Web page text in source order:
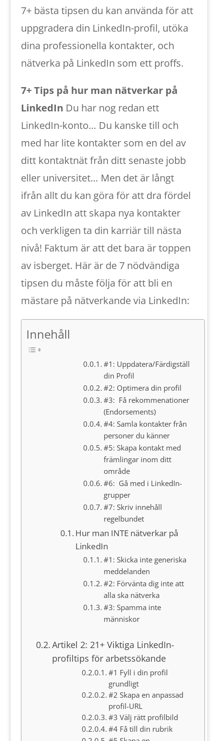
7+ bästa tipsen du kan använda för att
uppgradera din LinkedIn-profil, utöka
dina professionella kontakter, och
nätverka på LinkedIn som ett proffs.
7+ Tips på hur man nätverkar på
LinkedIn Du har nog redan ett
LinkedIn-konto… Du kanske till och
med har lite kontakter som en del av
ditt kontaktnät från ditt senaste jobb
eller universitet… Men det är långt
ifrån allt du kan göra för att dra fördel
av LinkedIn att skapa nya kontakter
och verkligen ta din karriär till nästa
nivå! Faktum är att det bara är toppen
av isberget. Här är de 7 nödvändiga
tipsen du måste följa för att bli en
mästare på nätverkande via LinkedIn:
Innehåll
#1: Uppdatera/Färdigställ
din Profil
#2: Optimera din profil
#3: Få rekommenationer
(Endorsements)
#4: Samla kontakter från
personer du känner
#5: Skapa kontakt med
främlingar inom ditt
område
#6: Gå med i LinkedIn-
grupper
#7: Skriv innehåll
regelbundet
Hur man INTE nätverkar på
LinkedIn
#1: Skicka inte generiska
meddelanden
#2: Förvänta dig inte att
alla ska nätverka
#3: Spamma inte
människor
Artikel 2: 21+ Viktiga LinkedIn-
profiltips för arbetssökande
#1 Fyll i din profil
grundligt
#2 Skapa en anpassad
profil-URL
#3 Välj rätt profilbild
#4 Få till din rubrik